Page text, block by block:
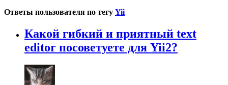
Ответы пользователя по тегу Yii
Какой гибкий и приятный text
editor посоветуете для Yii2?